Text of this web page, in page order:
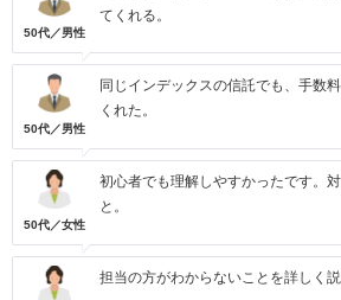
50代／男性
てくれる。
50代／男性
同じインデックスの信託でも、手数
くれた。
50代／女性
初心者でも理解しやすかったです。
と。
担当の方がわからないことを詳しく